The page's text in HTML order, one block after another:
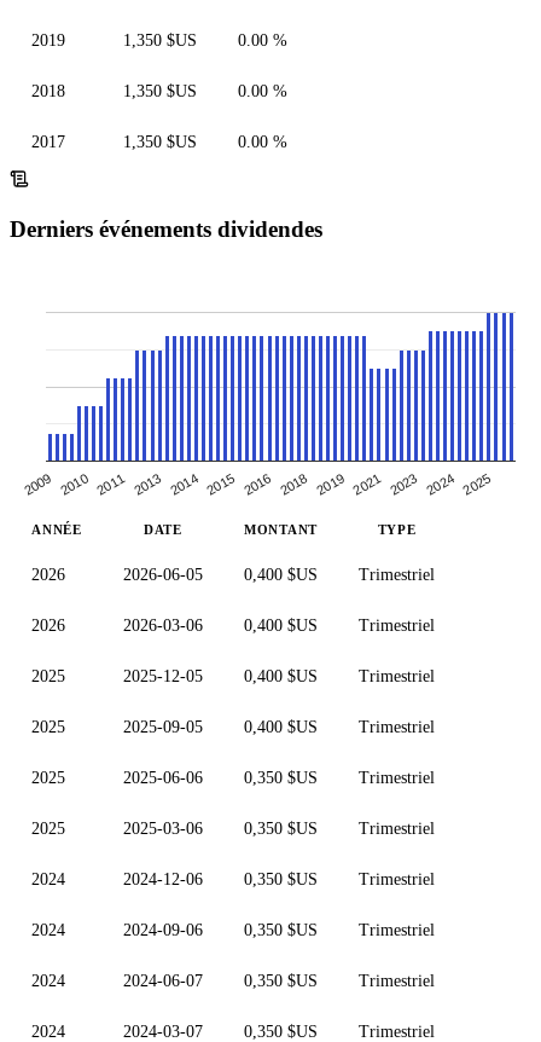
2019 1,350 $US 0.00 %
2018 1,350 $US 0.00 %
2017 1,350 $US 0.00 %
Derniers événements dividendes
2009 2010 2011 2013 2014 2015 2016 2018 2019 2021 2023 2024 2025
ANNÉE DATE MONTANT TYPE
2026 2026-06-05 0,400 $US Trimestriel
2026 2026-03-06 0,400 $US Trimestriel
2025 2025-12-05 0,400 $US Trimestriel
2025 2025-09-05 0,400 $US Trimestriel
2025 2025-06-06 0,350 $US Trimestriel
2025 2025-03-06 0,350 $US Trimestriel
2024 2024-12-06 0,350 $US Trimestriel
2024 2024-09-06 0,350 $US Trimestriel
2024 2024-06-07 0,350 $US Trimestriel
2024 2024-03-07 0,350 $US Trimestriel